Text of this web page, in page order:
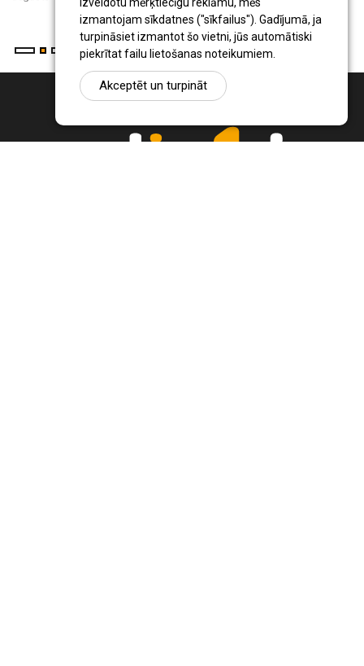
izmantojam sīkdatnes ("sīkfailus"). Gadījumā, ja
turpināsiet izmantot šo vietni, jūs automātiski
piekrītat failu lietošanas noteikumiem.
Akceptēt un turpināt